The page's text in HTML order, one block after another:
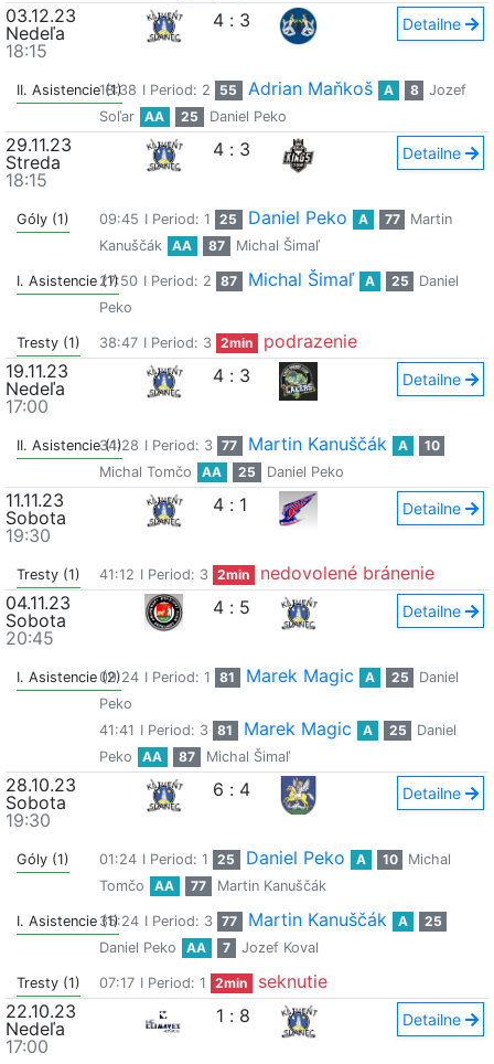
03.12.23
Nedeľa
18:15
4 : 3 Detailne
II. Asistencie (1)
18:38 I Period: 2 55 Adrian Maňkoš A 8
Jozef
Soľar
AA 25 Daniel Peko
29.11.23
Streda
18:15
4 : 3 Detailne
Góly (1) 09:45 I Period: 1 25 Daniel Peko A 77
Martin
Kanuščák
AA 87 Michal Šimaľ
I. Asistencie (1)27:50 I Period: 2 87 Michal Šimaľ A 25
Daniel
Peko
Tresty (1) 38:47 I Period: 3 2min
podrazenie
19.11.23
Nedeľa
17:00
4 : 3 Detailne
II. Asistencie (1)
34:28 I Period: 3 77 Martin Kanuščák A
10
Michal Tomčo
AA 25 Daniel Peko
11.11.23
Sobota
19:30
4 : 1 Detailne
Tresty (1) 41:12 I Period: 3 2min
nedovolené bránenie
04.11.23
Sobota
20:45
4 : 5 Detailne
I. Asistencie (2)09:24 I Period: 1 81 Marek Magic A 25
Daniel
Peko
41:41 I Period: 3 81 Marek Magic A 25
Daniel
Peko
AA 87 Michal Šimaľ
28.10.23
Sobota
19:30
6 : 4 Detailne
Góly (1) 01:24 I Period: 1 25 Daniel Peko A 10
Michal
Tomčo
AA 77 Martin Kanuščák
I. Asistencie (1)35:24 I Period: 3 77 Martin Kanuščák A
25
Daniel Peko
AA 7 Jozef Koval
Tresty (1) 07:17 I Period: 1 2min
seknutie
22.10.23
Nedeľa
17:00
1 : 8 Detailne